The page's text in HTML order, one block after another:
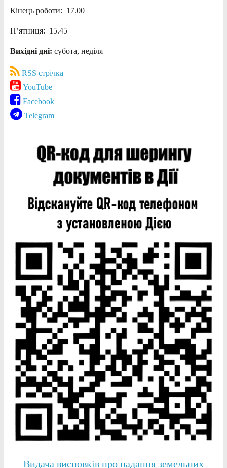
Кінець роботи: 17.00
П’ятниця: 15.45
Вихідні дні: субота, неділя
RSS стрічка
YouTube
Facebook
Telegram
Видача висновків про надання земельних